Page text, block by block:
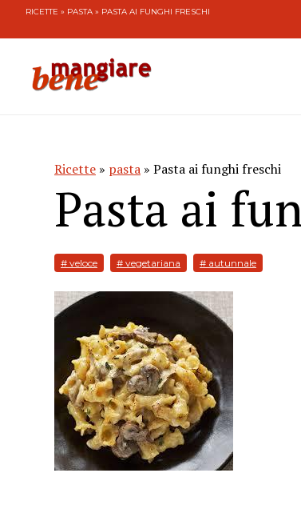
RICETTE » PASTA » PASTA AI FUNGHI FRESCHI
Ricette » pasta » Pasta ai funghi freschi
Pasta ai
# veloce # vegetariana # autunnale